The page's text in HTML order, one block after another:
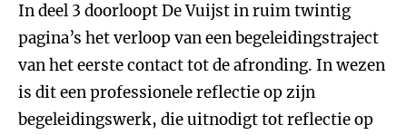
In deel 3 doorloopt De Vuijst in ruim twintig
pagina’s het verloop van een begeleidingstraject
van het eerste contact tot de afronding. In wezen
is dit een professionele reflectie op zijn
begeleidingswerk, die uitnodigt tot reflectie op